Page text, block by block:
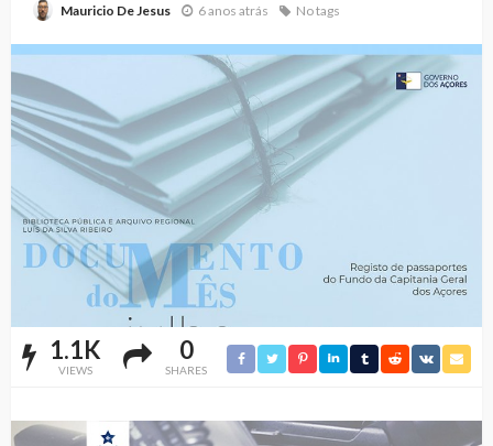
Mauricio De Jesus 6 anos atrás No tags
1.1K
VIEWS
0
SHARES